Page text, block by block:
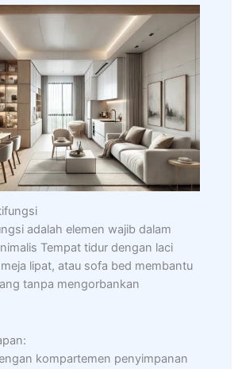
adalah elemen wajib dalam
Tempat tidur dengan laci
lipat, atau sofa bed membantu
tanpa mengorbankan
kompartemen penyimpanan